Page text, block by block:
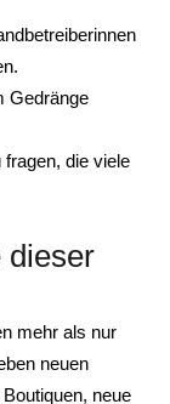
Gedränge
die viele
dieser
mehr als nur
neuen
neue